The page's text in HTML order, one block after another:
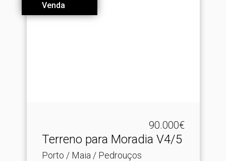
Venda
90.000€
Terreno para Moradia V4/5
Porto / Maia / Pedrouços